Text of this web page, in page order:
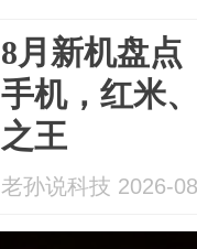
8月新机盘点
手机，红米
之王
老孙说科技 2026-